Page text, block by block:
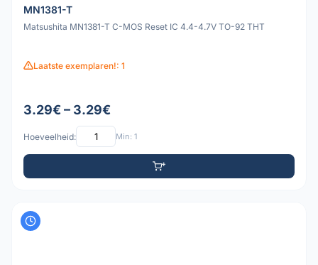
MN1381-T
Matsushita MN1381-T C-MOS Reset IC 4.4-4.7V TO-92 THT
Laatste exemplaren!: 1
3.29€ – 3.29€
Hoeveelheid: Min: 1